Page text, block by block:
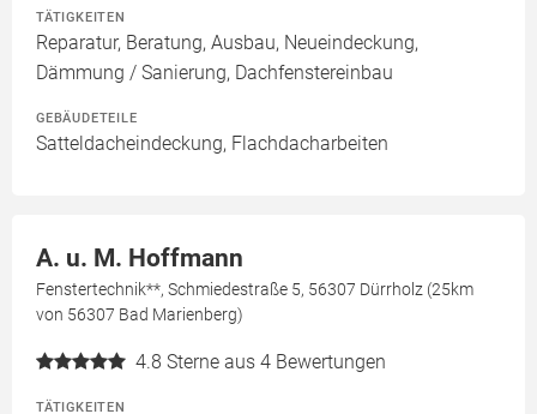
TÄTIGKEITEN
Reparatur, Beratung, Ausbau, Neueindeckung,
Dämmung / Sanierung, Dachfenstereinbau
GEBÄUDETEILE
Satteldacheindeckung, Flachdacharbeiten
A. u. M. Hoffmann
Fenstertechnik**, Schmiedestraße 5, 56307 Dürrholz (25km
von 56307 Bad Marienberg)
4.8 Sterne aus 4 Bewertungen
TÄTIGKEITEN